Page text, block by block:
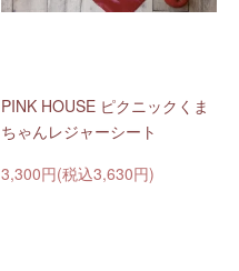
PINK HOUSE ピクニックくま
ちゃんレジャーシート
3,300円(税込3,630円)